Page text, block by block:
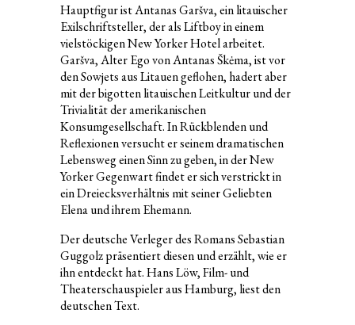
Hauptfigur ist Antanas Garšva, ein litauischer
Exilschriftsteller, der als Liftboy in einem
vielstöckigen New Yorker Hotel arbeitet.
Garšva, Alter Ego von Antanas Škėma, ist vor
den Sowjets aus Litauen geflohen, hadert aber
mit der bigotten litauischen Leitkultur und der
Trivialität der amerikanischen
Konsumgesellschaft. In Rückblenden und
Reflexionen versucht er seinem dramatischen
Lebensweg einen Sinn zu geben, in der New
Yorker Gegenwart findet er sich verstrickt in
ein Dreiecksverhältnis mit seiner Geliebten
Elena und ihrem Ehemann.
Der deutsche Verleger des Romans Sebastian
Guggolz präsentiert diesen und erzählt, wie er
ihn entdeckt hat. Hans Löw, Film- und
Theaterschauspieler aus Hamburg, liest den
deutschen Text.